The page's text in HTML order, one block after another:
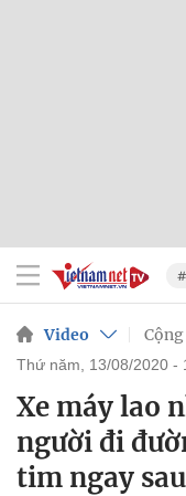
Video
thứ năm, 13/08/2020 -
Xe máy lao
người đi
tim ngay